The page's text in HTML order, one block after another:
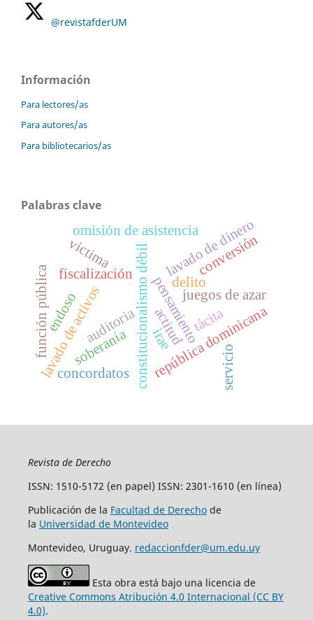
@revistafderUM
Información
Para lectores/as
Para autores/as
Para bibliotecarios/as
Palabras clave
constitucionalismo débilrepública dominicana
fiscalización
auditoria
soberanía
pensamiento
actitud
lavado de activos
lavado de dinero
delito
función pública irae
juegos de azar
omisión de asistencia
conversión
tácita
concordatos servicio
endoso
victima
Revista de Derecho
ISSN: 1510-5172 (en papel) ISSN: 2301-1610 (en línea)
Publicación de la Facultad de Derechode
la Universidad de Montevideo
Montevideo, Uruguay. redaccionfder@um.edu.uy
Esta obra está bajo una licencia de
Creative Commons Atribución 4.0 Internacional (CC BY
4.0).